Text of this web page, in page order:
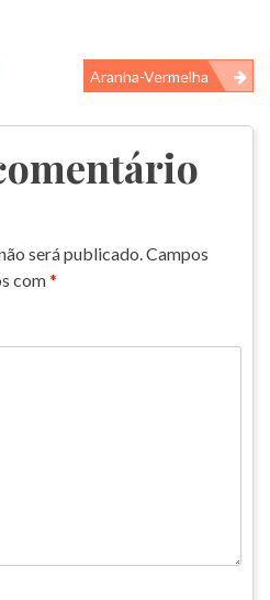
Aranha-Vermelha
será publicado.Campos
com*